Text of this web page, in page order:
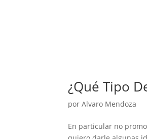
¿Qué Tipo
porAlvaro Mendoza
En particular no